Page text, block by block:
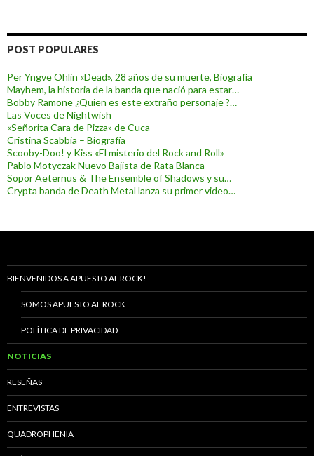
POST POPULARES
Per Yngve Ohlin «Dead», 28 años de su muerte, Biografía
Mayhem, la historia de la banda que nació para estar…
Bobby Ramone ¿Quien es este extraño personaje ?…
Las Voces de Nightwish
«Señorita Cara de Pizza» de Cuca
Cristina Scabbia – Biografía
Scooby-Doo! y Kiss «El misterio del Rock and Roll»
Pablo Motyczak Nuevo Bajista de Rata Blanca
Sopor Aeternus & The Ensemble of Shadows y su…
Crypta banda de Death Metal lanza su primer video…
BIENVENIDOS A APUESTO AL ROCK!
SOMOS APUESTO AL ROCK
POLÍTICA DE PRIVACIDAD
NOTICIAS
RESEÑAS
ENTREVISTAS
QUADROPHENIA